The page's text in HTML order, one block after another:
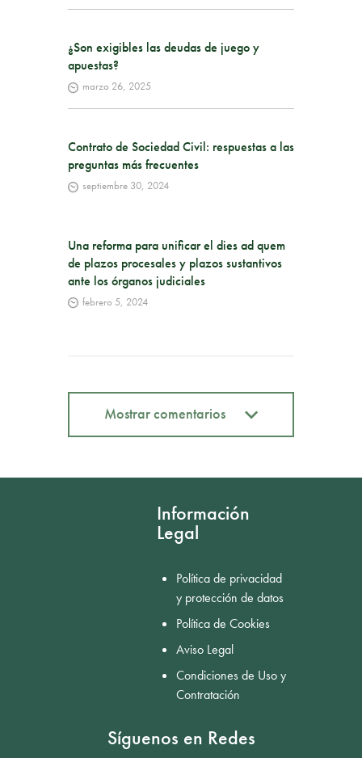
¿Son exigibles las deudas de juego y
apuestas?
marzo 26, 2025
Contrato de Sociedad Civil: respuestas a las
preguntas más frecuentes
septiembre 30, 2024
Una reforma para unificar el dies ad quem
de plazos procesales y plazos sustantivos
ante los órganos judiciales
febrero 5, 2024
Mostrar comentarios
Información
Legal
Política de privacidad
y protección de datos
Política de Cookies
Aviso Legal
Condiciones de Uso y
Contratación
Síguenos en Redes